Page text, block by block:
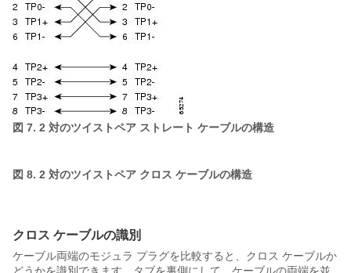
図 7. 2 対のツイストペア ストレート ケーブルの構造
図 8. 2 対のツイストペア クロス ケーブルの構造
クロス ケーブルの識別
ケーブル両端のモジュラ プラグを比較すると、クロス ケーブルか